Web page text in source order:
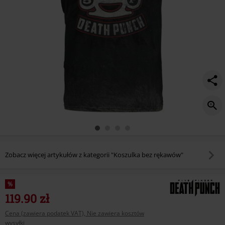
Zobacz więcej artykułów z kategorii "Koszulka bez rękawów"
%
119.90 zł
Cena (zawiera podatek VAT), Nie zawiera kosztów
wysyłki